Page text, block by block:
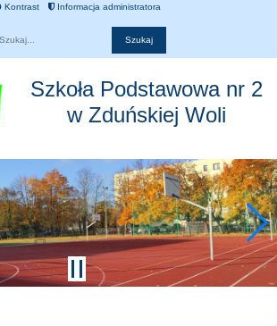
Kontrast Informacja administratora
Szkoła Podstawowa nr 2
w Zduńskiej Woli